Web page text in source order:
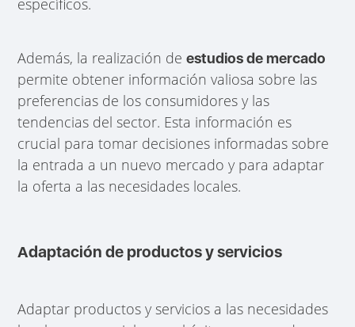
específicos.
Además, la realización deestudios de mercado
permite obtener información valiosa sobre las
preferencias de los consumidores y las
tendencias del sector. Esta información es
crucial para tomar decisiones informadas sobre
la entrada a un nuevo mercado y para adaptar
la oferta a las necesidades locales.
Adaptación de productos y servicios
Adaptar productos y servicios a las necesidades